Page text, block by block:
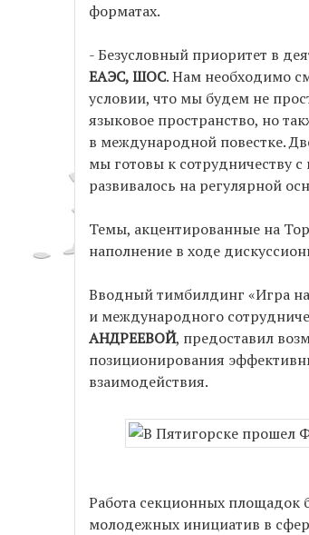
форматах.
- Безусловный приоритет в
ЕАЭС, ШОС. Нам необходимо
условии, что мы будем не
языковое пространство, но
в международной повестке.
мы готовы к сотрудничеству
развивалось на регулярной
Темы, акцентированные на
наполнение в ходе
Вводный тимбилдинг «Игра
и международного
АНДРЕЕВОЙ, предоставил
позиционирования
взаимодействия.
Работа секционных площадок
молодежных инициатив в